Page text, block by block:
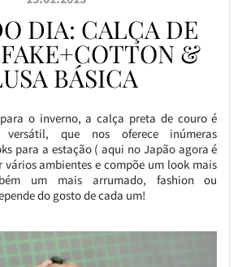
DIA: CALÇA DE
&
BÁSICA
o inverno, a calça preta de couro é
que nos oferece inúmeras
para a estação ( aqui no Japão agora é
ambientes e compõe um look mais
um mais arrumado, fashion ou
do gosto de cada um!